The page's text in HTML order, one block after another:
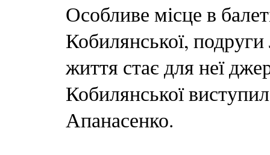
Особливе місце в
Кобилянської,
життя стає для неї
Кобилянської
Апанасенко.